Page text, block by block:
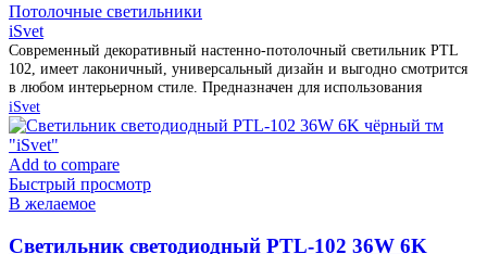
Потолочные светильники
iSvet
Современный декоративный настенно-потолочный светильник PTL
102, имеет лаконичный, универсальный дизайн и выгодно смотрится
в любом интерьерном стиле. Предназначен для использования
iSvet
Add to compare
Быстрый просмотр
В желаемое
Cветильник светодиодный PTL-102 36W 6K